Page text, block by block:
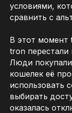
условиями,
сравнить с
В этот момент
tron перестали
Люди
кошелек её
использовать
выбирать
оказалась